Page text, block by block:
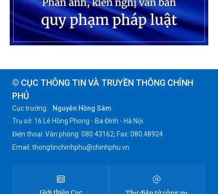
© CỤC THÔNG TIN VÀ TRUYỀN THÔNG CHÍNH
PHỦ
Cục trưởng:
Nguyễn Hồng Sâm
Trụ sở: 16 Lê Hồng Phong - Ba Đình - Hà Nội.
Điện thoại: Văn phòng: 080 43162; Fax: 080.48924
Email: thongtinchinhphu@chinhphu.vn